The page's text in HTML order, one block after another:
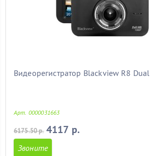
Видеорегистратор Blackview R8 Dual
Арт. 0000031663
6175.50 р. 4117 р.
Звоните